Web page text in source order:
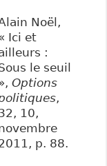
Noël,
Ici et
:
le seuil
Options
,
10,
p. 88.